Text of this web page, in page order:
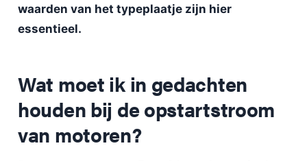
waarden van het typeplaatje zijn hier
essentieel.
Wat moet ik in gedachten
houden bij de opstartstroom
van motoren?